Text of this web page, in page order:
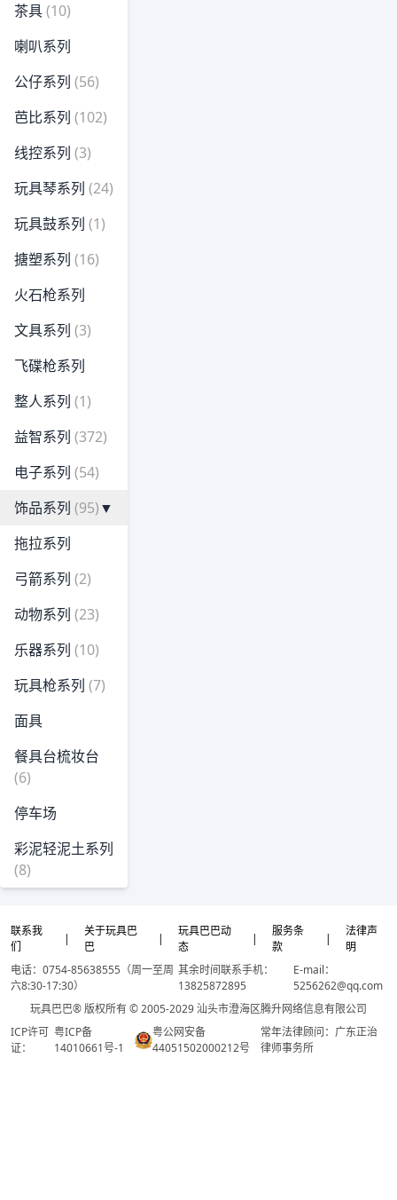
茶具(10)
喇叭系列
公仔系列 (56)
芭比系列 (102)
线控系列 (3)
玩具琴系列 (24)
玩具鼓系列 (1)
搪塑系列 (16)
火石枪系列
文具系列 (3)
飞碟枪系列
整人系列 (1)
益智系列 (372)
电子系列 (54)
饰品系列 (95)▼
拖拉系列
弓箭系列 (2)
动物系列 (23)
乐器系列 (10)
玩具枪系列 (7)
面具
餐具台梳妆台
(6)
停车场
彩泥轻泥土系列
(8)
联系我
们
|
关于玩具巴
巴
|
玩具巴巴动
态
|
服务条
款
|
法律声
明
电话：0754-85638555（周一至周
六8:30-17:30）
其余时间联系手机：
13825872895
E-mail：
5256262@qq.com
玩具巴巴® 版权所有 © 2005-2029 汕头市澄海区腾升网络信息有限公司
ICP许可
证：
粤ICP备
14010661号-1
粤公网安备
44051502000212号
常年法律顾问：广东正治
律师事务所